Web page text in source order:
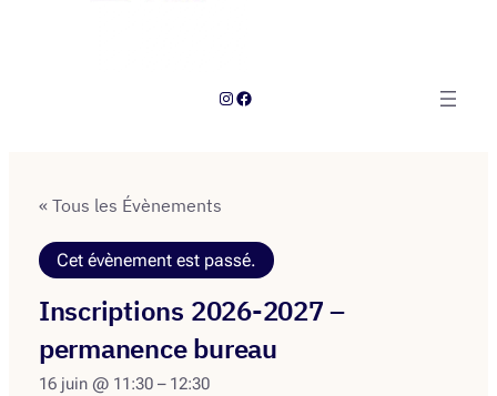
Instagram
Facebook
« Tous les Évènements
Cet évènement est passé.
Inscriptions 2026-2027 –
permanence bureau
16 juin @ 11:30– 12:30